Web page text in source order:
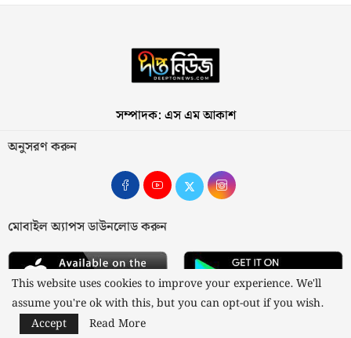
সম্পাদক: এস এম আকাশ
অনুসরণ করুন
মোবাইল অ্যাপস ডাউনলোড করুন
This website uses cookies to improve your experience. We'll
assume you're ok with this, but you can opt-out if you wish.
Accept
Read More